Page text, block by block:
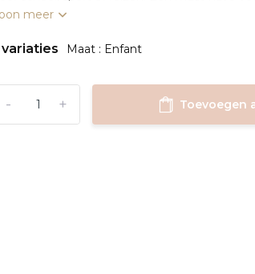
meer
variaties Maat : Enfant
+
- Toevoegen